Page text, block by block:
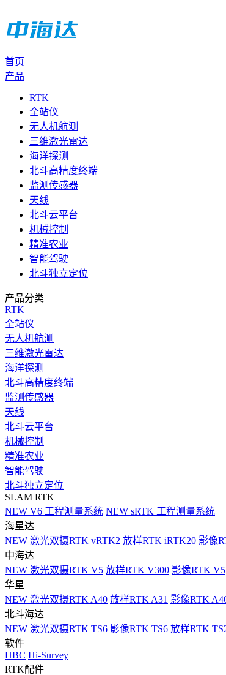
首页
产品
RTK
全站仪
无人机航测
三维激光雷达
海洋探测
北斗高精度终端
监测传感器
天线
北斗云平台
机械控制
精准农业
智能驾驶
北斗独立定位
产品分类
RTK
全站仪
无人机航测
三维激光雷达
海洋探测
北斗高精度终端
监测传感器
天线
北斗云平台
机械控制
精准农业
智能驾驶
北斗独立定位
SLAM RTK
NEW V6 工程测量系统 NEW sRTK 工程测量系统
海星达
NEW 激光双摄RTK vRTK2 放样RTK iRTK20 影像
中海达
NEW 激光双摄RTK V5 放样RTK V300 影像RTK V5
华星
NEW 激光双摄RTK A40 放样RTK A31 影像RTK
北斗海达
NEW 激光双摄RTK TS6 影像RTK TS6 放样RTK
软件
HBC Hi-Survey
RTK配件